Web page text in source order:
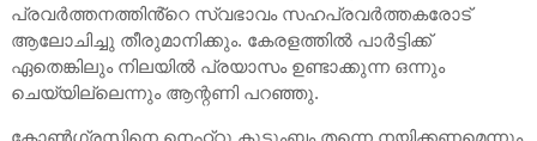
പ്രവർത്തനത്തിൻ്റെ സ്വഭാവം സഹപ്രവർത്തകരോട്
ആലോചിച്ചു തീരുമാനിക്കും. കേരളത്തിൽ പാർട്ടിക്ക്
ഏതെങ്കിലും നിലയിൽ പ്രയാസം ഉണ്ടാക്കുന്ന ഒന്നും
ചെയ്യില്ലെന്നും ആന്റണി പറഞ്ഞു.